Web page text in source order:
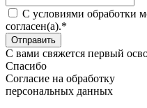
C условиями обработки
согласен(а).*
С вами свяжется первый
Спасибо
Согласие на обработку
персональных данных